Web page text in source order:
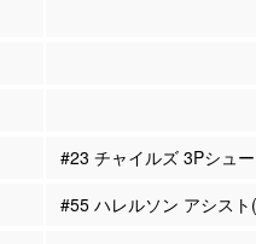
#23 チャイルズ 3Pシュ
#55 ハレルソン アシスト